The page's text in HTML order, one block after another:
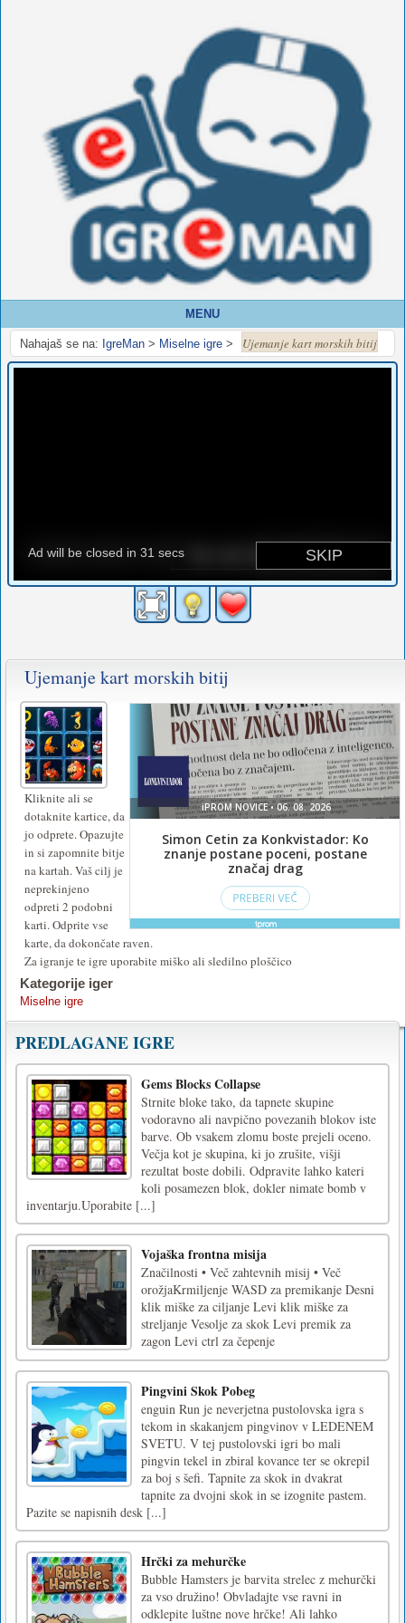
MENU
Nahajaš se na: IgreMan > Miselne igre > Ujemanje kart morskih bitij
Ujemanje kart morskih bitij
Kliknite ali se
dotaknite kartice, da
jo odprete. Opazujte
in si zapomnite bitje
na kartah. Vaš cilj je
neprekinjeno
odpreti 2 podobni
karti. Odprite vse
karte, da dokončate raven.
Za igranje te igre uporabite miško ali sledilno ploščico
Kategorije iger
Miselne igre
PREDLAGANE IGRE
Gems Blocks Collapse
Strnite bloke tako, da tapnete skupine
vodoravno ali navpično povezanih blokov iste
barve. Ob vsakem zlomu boste prejeli oceno.
Večja kot je skupina, ki jo zrušite, višji
rezultat boste dobili. Odpravite lahko kateri
koli posamezen blok, dokler nimate bomb v
inventarju.Uporabite [...]
Vojaška frontna misija
Značilnosti • Več zahtevnih misij • Več
orožjaKrmiljenje WASD za premikanje Desni
klik miške za ciljanje Levi klik miške za
streljanje Vesolje za skok Levi premik za
zagon Levi ctrl za čepenje
Pingvini Skok Pobeg
enguin Run je neverjetna pustolovska igra s
tekom in skakanjem pingvinov v LEDENEM
SVETU. V tej pustolovski igri bo mali
pingvin tekel in zbiral kovance ter se okrepil
za boj s šefi. Tapnite za skok in dvakrat
tapnite za dvojni skok in se izognite pastem.
Pazite se napisnih desk [...]
Hrčki za mehurčke
Bubble Hamsters je barvita strelec z mehurčki
za vso družino! Obvladajte vse ravni in
odklepite luštne nove hrčke! Ali lahko